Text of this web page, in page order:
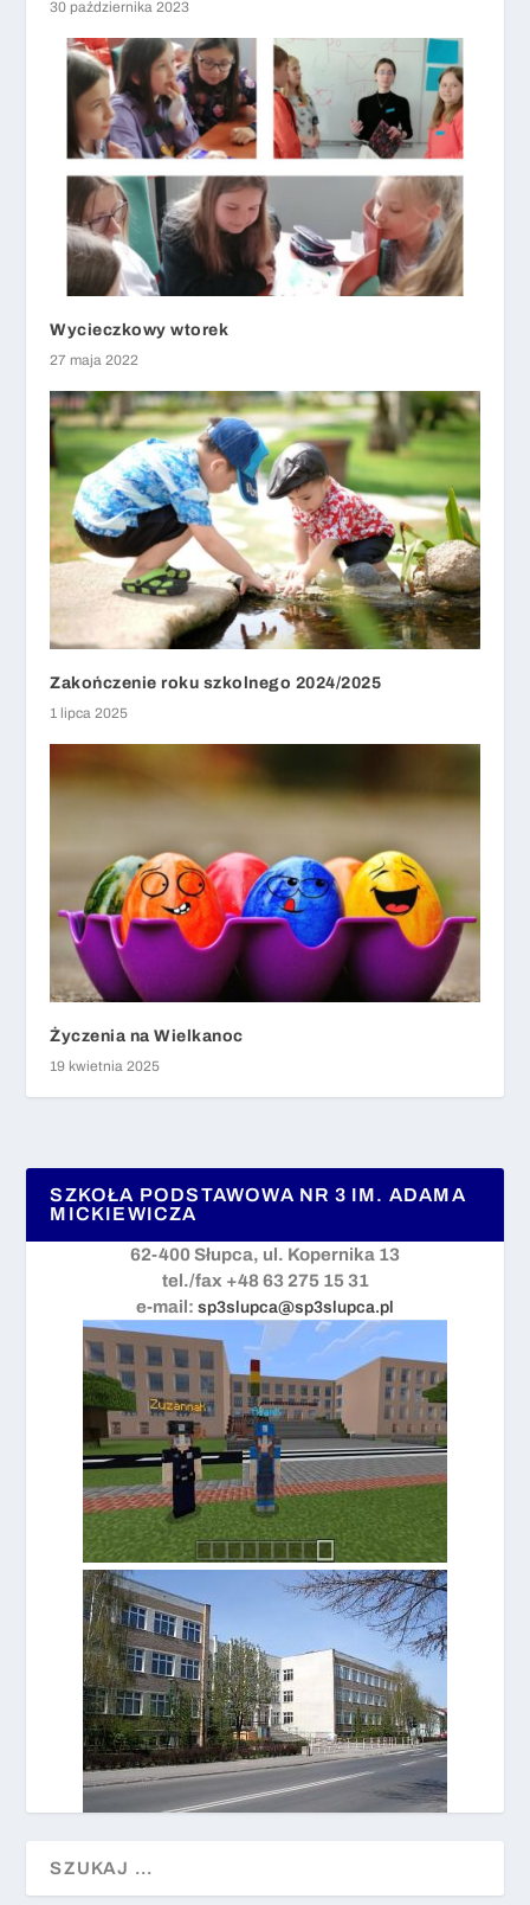
30 października 2023
Wycieczkowy wtorek
27 maja 2022
Zakończenie roku szkolnego 2024/2025
1 lipca 2025
Życzenia na Wielkanoc
19 kwietnia 2025
SZKOŁA PODSTAWOWA NR 3 IM. ADAMA
MICKIEWICZA
62-400 Słupca, ul. Kopernika 13
tel./fax +48 63 275 15 31
e-mail: sp3slupca@sp3slupca.pl